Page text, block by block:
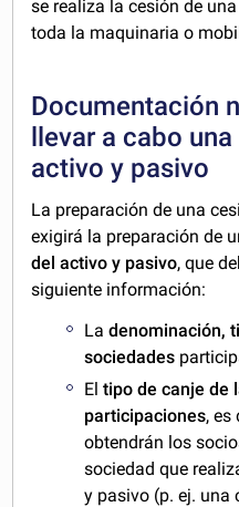
se realiza la cesión de
toda la maquinaria o
Documentación
llevar a cabo
activo y pasivo
La preparación de una
exigirá la preparación de
del activo y pasivo, que
siguiente información:
Ladenominación,
sociedades
Eltipo de canje de
participaciones, es
obtendrán los
sociedad que
y pasivo (p. ej. una